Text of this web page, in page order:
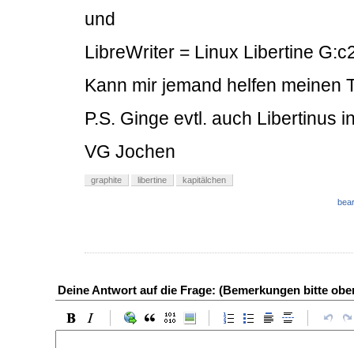
und
LibreWriter = Linux Libertine
Kann mir jemand helfen meinen
P.S. Ginge evtl. auch Libertinus
VG Jochen
graphite libertine kapitälchen
Deine Antwort auf die Frage: (Bemerkungen bitte